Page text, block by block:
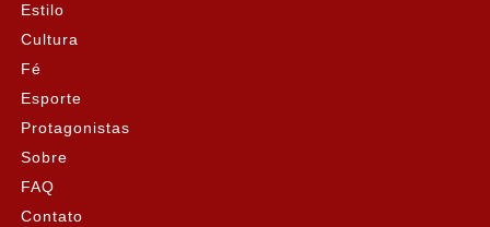
Estilo
Cultura
Fé
Esporte
Protagonistas
Sobre
FAQ
Contato